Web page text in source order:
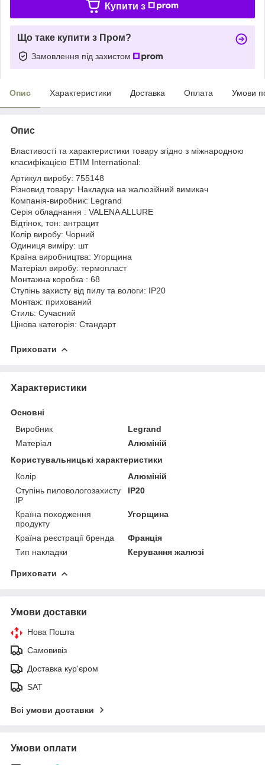
Купити з
Що таке купити з Пром?
Замовлення під захистом
Опис Характеристики Доставка Оплата Умови
Опис
Властивості та характеристики товару згідно з міжнародною
класифікацією ETIM International:
Артикул виробу: 755148
Різновид товару: Накладка на жалюзійний вимикач
Компанія-виробник: Legrand
Серія обладнання : VALENA ALLURE
Відтінок, тон: антрацит
Колір виробу: Чорний
Одиниця виміру: шт
Країна виробництва: Угорщина
Матеріал виробу: термопласт
Монтажна коробка : 68
Ступінь захисту від пилу та вологи: IP20
Монтаж: прихований
Стиль: Сучасний
Цінова категорія: Стандарт
Приховати
Характеристики
Основні
Виробник
Legrand
Матеріал
Алюміній
Користувальницькі характеристики
Колір
Алюміній
Ступінь пиловологозахисту
IP
IP20
Країна походження
продукту
Угорщина
Країна реєстрації бренда
Франція
Тип накладки
Керування жалюзі
Приховати
Умови доставки
Нова Пошта
Самовивіз
Доставка кур'єром
SAT
Всі умови доставки
Умови оплати